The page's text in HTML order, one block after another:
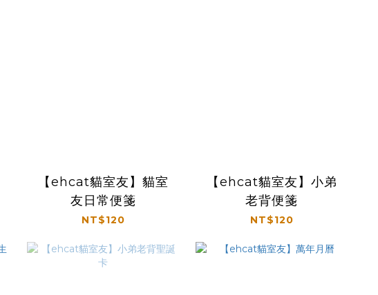
【ehcat貓室友】貓室
友日常便箋
NT$120
【ehcat貓室友】小弟
老背便箋
NT$120